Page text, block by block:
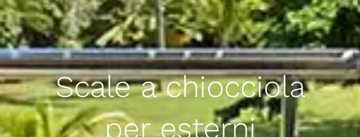
Scale a chiocciola
per esterni